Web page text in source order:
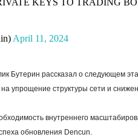
April 11, 2024
Бутерин рассказал о следующем
упрощение структуры сети и
внутреннего
обновления Dencun.